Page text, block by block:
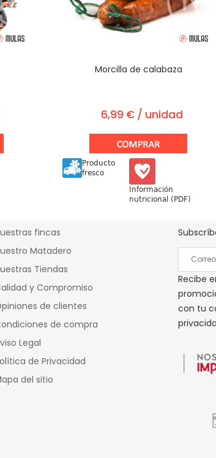
Morcilla de calabaza
6,99 € / unidad
Producto
fresco
Información
nutricional (PDF)
fincas
Matadero
Tiendas
y Compromiso
de clientes
de compra
Legal
de Privacidad
del sitio
Recibe
con tu